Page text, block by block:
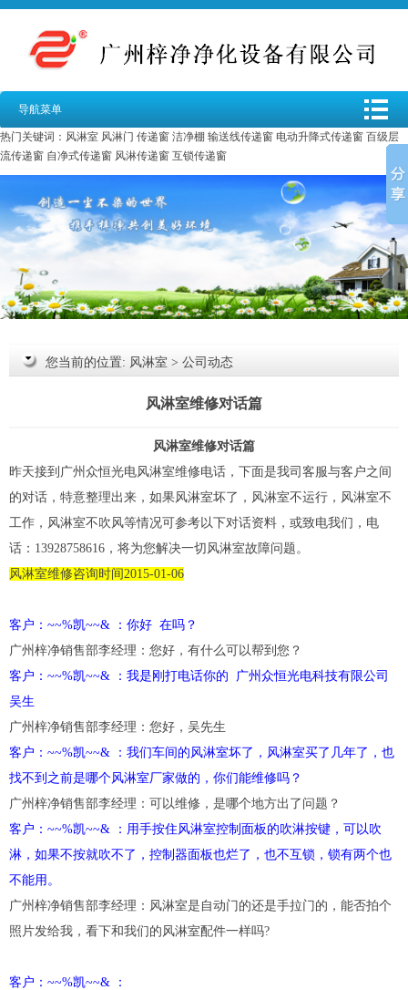
导航菜单
热门关键词： 风淋室 风淋门 传递窗 洁净棚 输送线传递窗 电动升降式传递窗 百级层
流传递窗 自净式传递窗 风淋传递窗 互锁传递窗
您当前的位置: 风淋室 > 公司动态
风淋室维修对话篇
风淋室维修对话篇
昨天接到广州众恒光电风淋室维修电话，下面是我司客服与客户之间
的对话，特意整理出来，如果 风淋室坏了，风淋室不运行，风淋室不
工作，风淋室不吹风等情况可参考以下对话资料，或致电我们，电
话：13928758616，将为您解决一切风淋室故障问题。
风淋室维修咨询时间2015-01-06
客户：~~%凯~~& ：你好 在吗？
广州梓净销售部李经理：您好，有什么可以帮到您？
客户：~~%凯~~& ：我是刚打电话你的 广州众恒光电科技有限公司
吴生
广州梓净销售部李经理：您好，吴先生
客户：~~%凯~~& ：我们车间的风淋室坏了，风淋室买了几年了，也
找不到之前是哪个风淋室厂家做的，你们能维修吗？
广州梓净销售部李经理：可以维修，是哪个地方出了问题？
客户：~~%凯~~& ：用手按住风淋室控制面板的吹淋按键，可以吹
淋，如果不按就吹不了，控制器面板也烂了，也不互锁，锁有两个也
不能用。
广州梓净销售部李经理：风淋室是自动门的还是手拉门的，能否拍个
照片发给我，看下和我们的 风淋室配件一样吗?
客户：~~%凯~~& ：